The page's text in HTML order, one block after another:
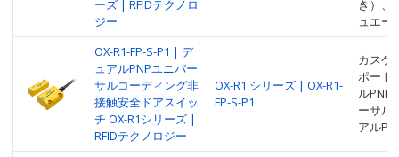
ーズ | RFIDテクノロ
ジー
き）、
ュエー
OX-R1-FP-S-P1 | デ
ュアルPNPユニバー
サルコーディング非
接触安全ドアスイッ
チ OX-R1シリーズ |
RFIDテクノロジー
OX-R1 シリーズ | OX-R1-
FP-S-P1
カスケ
ポート
ルPNP
ーサル
アル